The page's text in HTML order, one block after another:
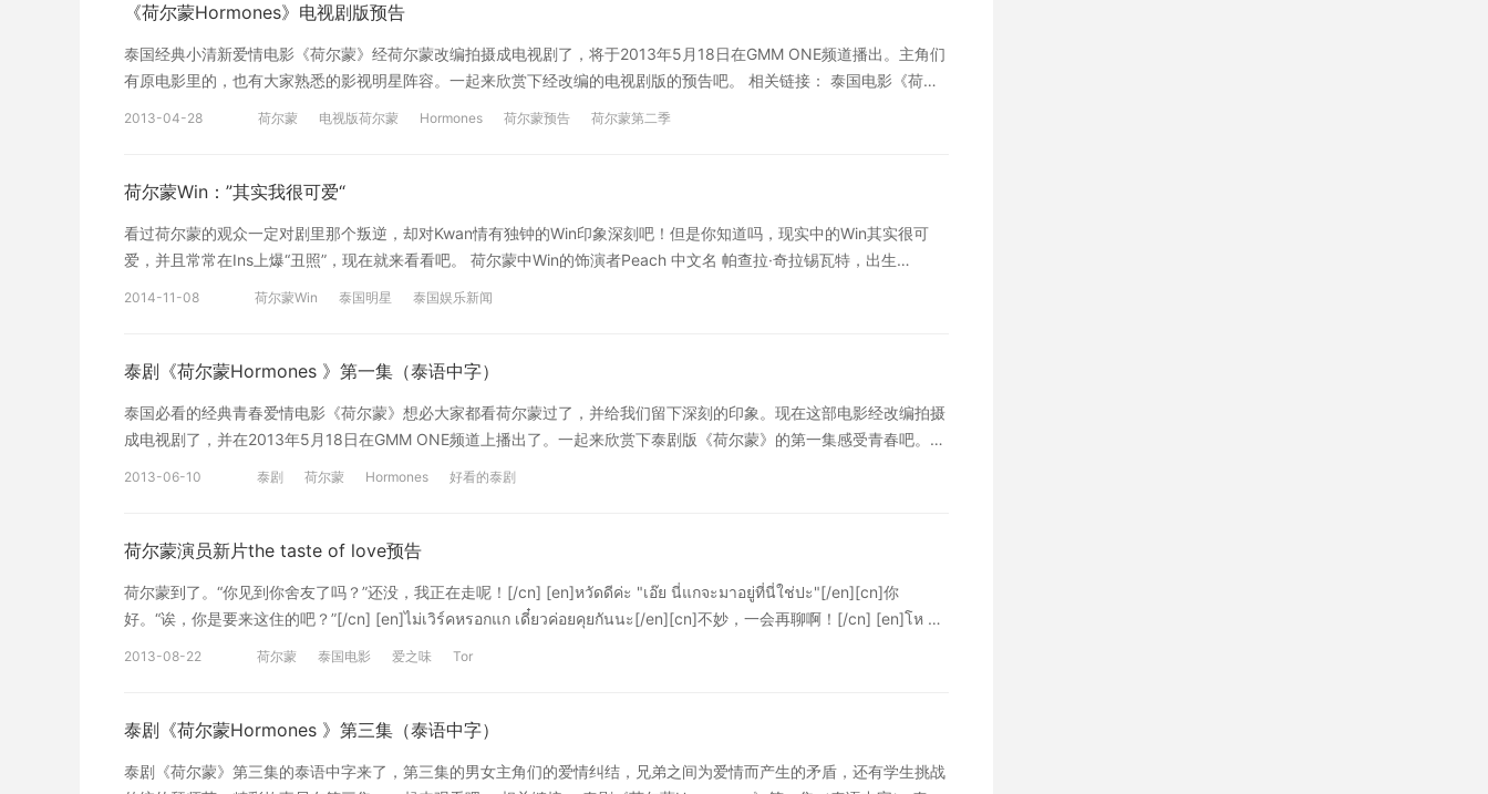
《荷尔蒙Hormones》电视剧版预告
泰国经典小清新爱情电影《荷尔蒙》经荷尔蒙改编拍摄成电视剧了，将于2013年5月18日在GMM ONE频道播出。主角们
有原电影里的，也有大家熟悉的影视明星阵容。一起来欣赏下经改编的电视剧版的预告吧。 相关链接： 泰国电影《荷尔
2013-04-28 荷尔蒙 电视版荷尔蒙 Hormones 荷尔蒙预告 荷尔蒙第二季
荷尔蒙Win：”其实我很可爱“
看过荷尔蒙的观众一定对剧里那个叛逆，却对Kwan情有独钟的Win印象深刻吧！但是你知道吗，现实中的Win其实很可
爱，并且常常在Ins上爆“丑照”，现在就来看看吧。 荷尔蒙中Win的饰演者Peach 中文名 帕查拉·奇拉锡瓦特，出生
2014-11-08 荷尔蒙Win 泰国明星 泰国娱乐新闻
泰剧《荷尔蒙Hormones 》第一集（泰语中字）
泰国必看的经典青春爱情电影《荷尔蒙》想必大家都看荷尔蒙过了，并给我们留下深刻的印象。现在这部电影经改编拍摄
成电视剧了，并在2013年5月18日在GMM ONE频道上播出了。一起来欣赏下泰剧版《荷尔蒙》的第一集感受青春吧。
2013-06-10 泰剧 荷尔蒙 Hormones 好看的泰剧
荷尔蒙演员新片the taste of love预告
荷尔蒙到了。“你见到你舍友了吗？”还没，我正在走呢！[/cn] [en]หวัดดีค่ะ "เอ๊ย นี่แกจะมาอยู่ที่นี่ใช่ปะ"[/en][cn]你
好。“诶，你是要来这住的吧？”[/cn] [en]ไม่เวิร์คหรอกแก เดี๋ยวค่อยคุยกันนะ[/en][cn]不妙，一会再聊啊！[/cn] [en]โห คน
2013-08-22 荷尔蒙 泰国电影 爱之味 Tor
泰剧《荷尔蒙Hormones 》第三集（泰语中字）
泰剧《荷尔蒙》第三集的泰语中字来了，第三集的男女主角们的爱情纠结，兄弟之间为爱情而产生的矛盾，还有学生挑战